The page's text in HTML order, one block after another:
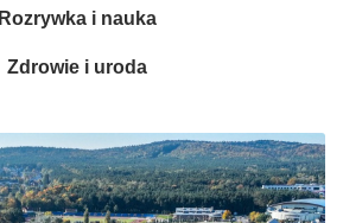
Rozrywka i nauka
Zdrowie i uroda